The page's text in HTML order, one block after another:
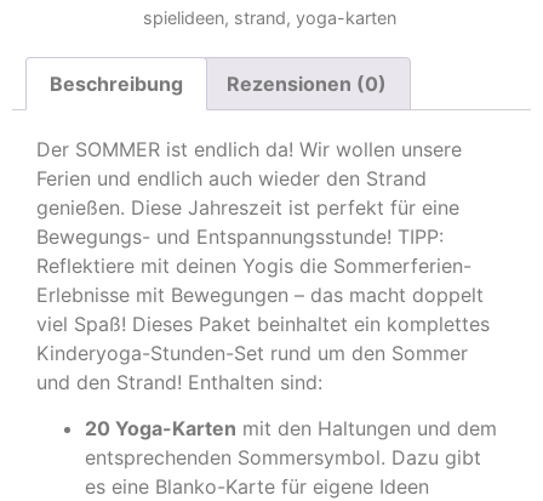
spielideen, strand, yoga-karten
Beschreibung Rezensionen (0)
Der SOMMER ist endlich da! Wir wollen unsere
Ferien und endlich auch wieder den Strand
genießen. Diese Jahreszeit ist perfekt für eine
Bewegungs- und Entspannungsstunde! TIPP:
Reflektiere mit deinen Yogis die Sommerferien-
Erlebnisse mit Bewegungen – das macht doppelt
viel Spaß! Dieses Paket beinhaltet ein komplettes
Kinderyoga-Stunden-Set rund um den Sommer
und den Strand! Enthalten sind:
20 Yoga-Karten mit den Haltungen und dem
entsprechenden Sommersymbol. Dazu gibt
es eine Blanko-Karte für eigene Ideen